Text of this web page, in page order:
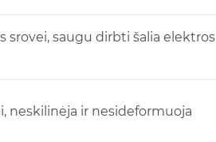
srovei, saugu dirbti šalia elektros
neskilinėja ir nesideformuoja